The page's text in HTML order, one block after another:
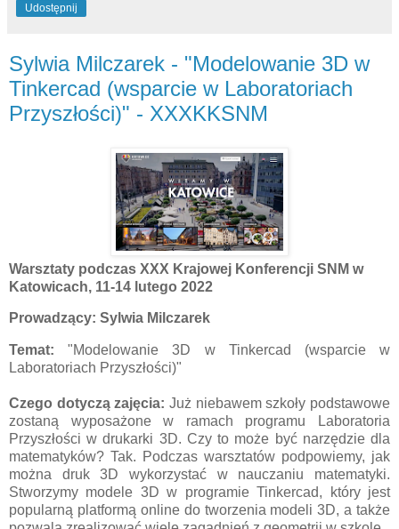
Udostępnij
Sylwia Milczarek - "Modelowanie 3D w
Tinkercad (wsparcie w Laboratoriach
Przyszłości)" - XXXKKSNM
Warsztaty podczas XXX Krajowej Konferencji SNM w
Katowicach, 11-14 lutego 2022
Prowadzący: Sylwia Milczarek
Temat: "Modelowanie 3D w Tinkercad (wsparcie w
Laboratoriach Przyszłości)"
Czego dotyczą zajęcia: Już niebawem szkoły podstawowe
zostaną wyposażone w ramach programu Laboratoria
Przyszłości w drukarki 3D. Czy to może być narzędzie dla
matematyków? Tak. Podczas warsztatów podpowiemy, jak
można druk 3D wykorzystać w nauczaniu matematyki.
Stworzymy modele 3D w programie Tinkercad, który jest
popularną platformą online do tworzenia modeli 3D, a także